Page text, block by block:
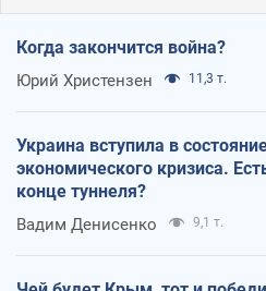
Когда закончится война?
Юрий Христензен 11,3 т.
Украина вступила в
экономического кризиса.
конце туннеля?
Вадим Денисенко 9,1 т.